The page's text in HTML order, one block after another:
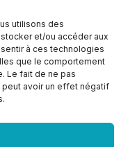
utilisons des
et/ou accéder aux
à ces technologies
que le comportement
Le fait de ne pas
avoir un effet négatif